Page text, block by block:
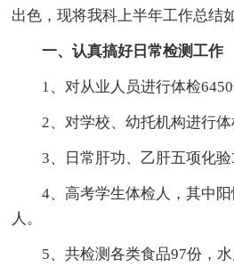
出色，现将我科上半年工作总结
一、认真搞好日常检测工作
1、对从业人员进行体检6450
2、对学校、幼托机构进行体
3、日常肝功、乙肝五项化验
4、高考学生体检人，其中阳
人。
5、共检测各类食品97份，水